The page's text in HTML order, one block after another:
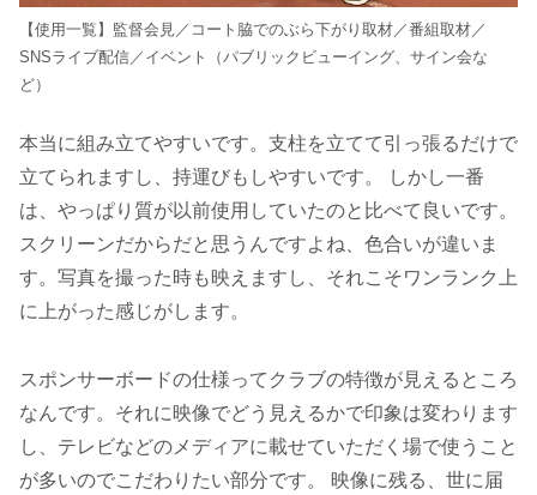
【使用一覧】監督会見／コート脇でのぶら下がり取材／番組取材／
SNSライブ配信／イベント（パブリックビューイング、サイン会な
ど）
本当に組み立てやすいです。支柱を立てて引っ張るだけで
立てられますし、持運びもしやすいです。 しかし一番
は、やっぱり質が以前使用していたのと比べて良いです。
スクリーンだからだと思うんですよね、色合いが違いま
す。写真を撮った時も映えますし、それこそワンランク上
に上がった感じがします。
スポンサーボードの仕様ってクラブの特徴が見えるところ
なんです。それに映像でどう見えるかで印象は変わります
し、テレビなどのメディアに載せていただく場で使うこと
が多いのでこだわりたい部分です。 映像に残る、世に届